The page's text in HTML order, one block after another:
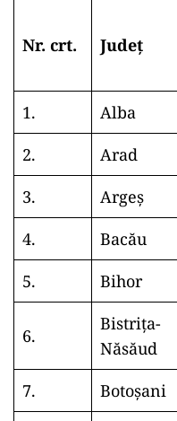
Nr. crt. Județ
1.
Alba
2.
Arad
3.
Argeș
4.
Bacău
5.
Bihor
6.
Bistrița-
Năsăud
7. Botoșani